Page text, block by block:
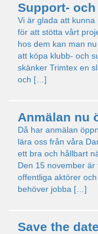
Support-
Vi är glada att
för att stötta vårt
hos dem kan man
att köpa klubb- och
skänker Trimtex en
och […]
Anmälan nu
Då har anmälan
lära oss från våra
ett bra och hållbart
Den 15 november
offentliga aktörer
behöver jobba […]
Save the date